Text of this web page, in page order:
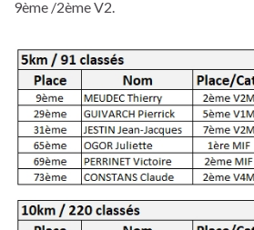
9ème /2ème V2.